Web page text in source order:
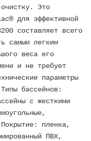
очистку. Это
для эффективной
составляет всего
самым легким
веса его
и не требует
параметры
бассейнов:
с жесткими
пленка,
ПВХ,